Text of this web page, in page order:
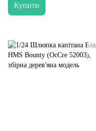
Купити